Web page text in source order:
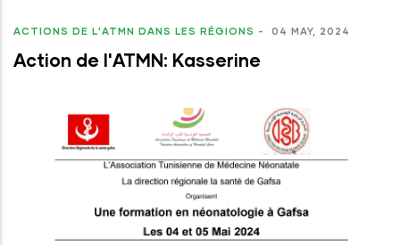
ACTIONS DE L'ATMN DANS LES RÉGIONS - 04 MAY, 2024
Action de l'ATMN: Kasserine